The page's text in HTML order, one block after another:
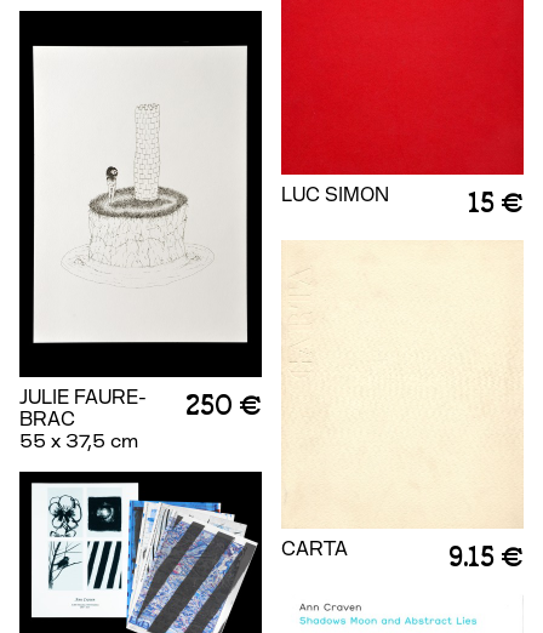
LUC SIMON 15 €
JULIE FAURE-
BRAC
55 x 37,5 cm
250 €
CARTA 9.15 €